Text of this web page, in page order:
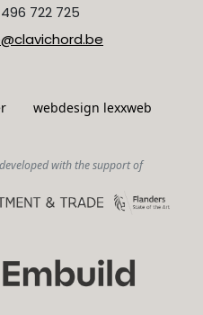
722 725
webdesign lexxweb
developed with the support of